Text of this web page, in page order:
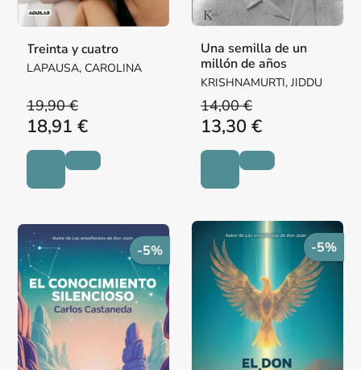
Treinta y cuatro
LAPAUSA, CAROLINA
19,90 €
18,91 €
Una semilla de un
millón de años
KRISHNAMURTI, JIDDU
14,00 €
13,30 €
-5% -5%